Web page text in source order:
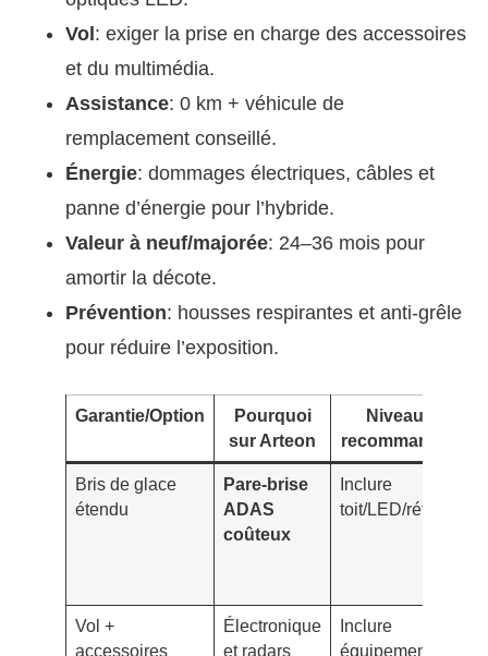
Vol : exiger la prise en charge des accessoires
et du multimédia.
Assistance: 0 km + véhicule de
remplacement conseillé.
Énergie: dommages électriques, câbles et
panne d’énergie pour l’hybride.
Valeur à neuf/majorée: 24–36 mois pour
amortir la décote.
Prévention: housses respirantes et anti-grêle
pour réduire l’exposition.
Garantie/Option
Pourquoi
sur Arteon
Niveau
recommandé
Bris de glace
étendu
Pare-brise
ADAS
coûteux
Inclure
toit/LED/rétros
Vol +
accessoires
Électronique
et radars
Inclure
équipement